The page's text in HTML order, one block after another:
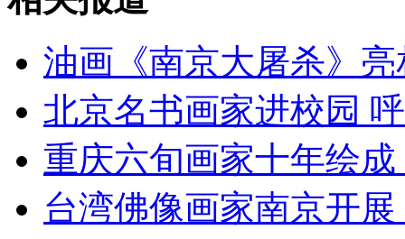
安徽一实载49人客车翻车
走！跟着总书记去植树
消防员救轻生者 花炮节热闹非凡 减压"枕头大战"
油画《南京大屠杀》
北京名书画家进校园
重庆六旬画家十年绘
台湾佛像画家南京开